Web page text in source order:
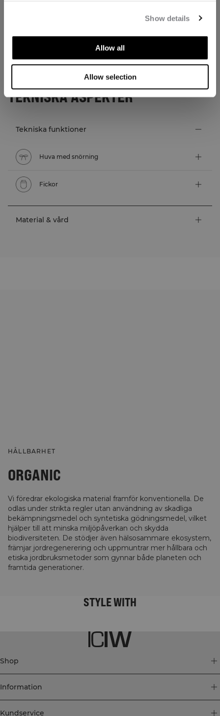
Show details
Allow all
Allow selection
TEKNISKA ASPEKTER
Tekniska funktioner
Huva med snörning
Fickor
Material & vård
HÅLLBARHET
ORGANIC
Vi föredrar ekologiska material framför konventionella. De
odlas under strikta regler utan användning av skadliga
bekämpningsmedel och syntetiska gödningsmedel, vilket
hjälper till att minska miljöpåverkan och skydda
biodiversiteten. De stödjer även hälsosammare ekosystem,
främjar jordregenerering och uppmuntrar mer hållbara och
etiska jordbruksmetoder som gynnar både planeten och
framtida generationer.
STYLE WITH
Shop
Information
Kundservice